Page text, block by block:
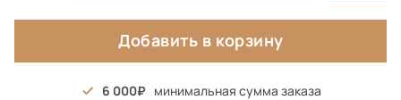
Добавить в корзину
6 000 минимальная сумма заказа